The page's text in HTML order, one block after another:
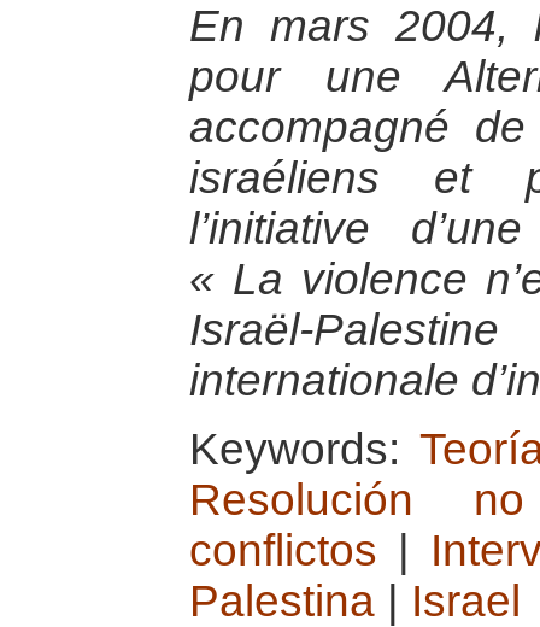
En mars 2004,
pour une
accompagné
israéliens et
l’initiative
« La violence
Israël-
internationale
Keywords:
Resolución
conflictos
Palestina
Israel